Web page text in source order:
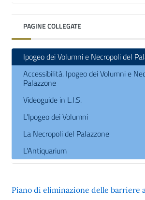
PAGINE COLLEGATE
Ipogeo dei Volumni e Necropoli del
Accessibilità. Ipogeo dei Volumni e
Palazzone
Videoguide in L.I.S.
L’Ipogeo dei Volumni
La Necropoli del Palazzone
L’Antiquarium
Piano di eliminazione delle barriere